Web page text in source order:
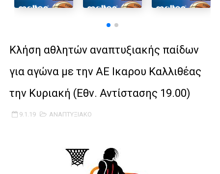
ΧΡΟΝΙΑ ΠΟΛΛΑ ΣΤΟ ΕΛΛΗΝΙΚΟ ΜΠΑΣΚΕΤ : 39Η ΕΠΕΤΕΙΟΣ ΑΠΟ
Ο δρόμος για τον 29ο τελικό κυπέλλου ανδρών ΕΣΚΑΝΑ
Κλήση αθλητών αναπτυξιακής παίδων
για αγώνα με την ΑΕ Ικαρου Καλλιθέας
την Κυριακή (Εθν. Αντίστασης 19.00)
9.1.19 ΑΝΑΠΤΥΞΙΑΚΟ